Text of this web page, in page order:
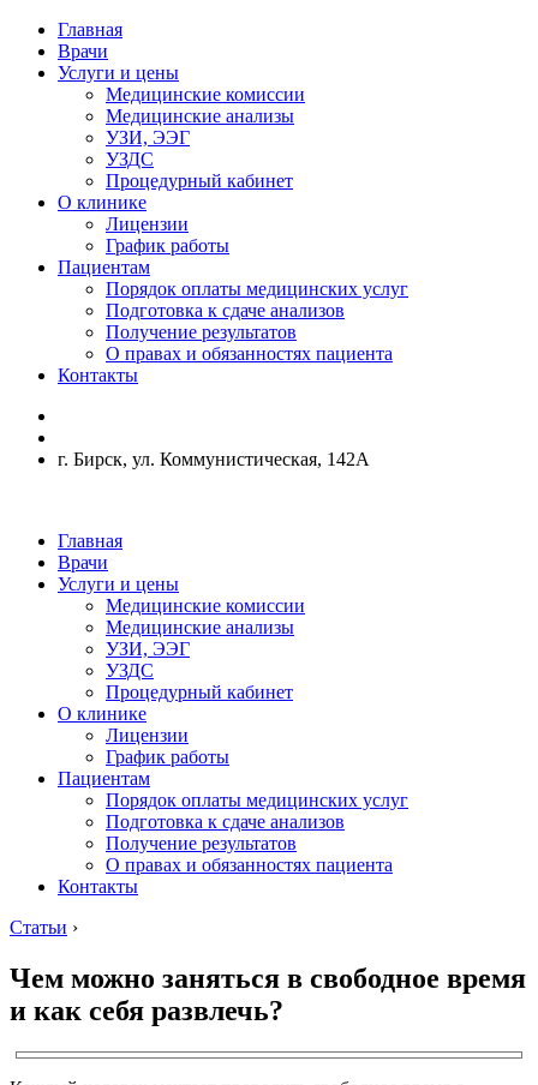
Главная
Врачи
Услуги и цены
Медицинские комиссии
Медицинские анализы
УЗИ, ЭЭГ
УЗДС
Процедурный кабинет
О клинике
Лицензии
График работы
Пациентам
Порядок оплаты медицинских услуг
Подготовка к сдаче анализов
Получение результатов
О правах и обязанностях пациента
Контакты
г. Бирск, ул. Коммунистическая, 142А
Главная
Врачи
Услуги и цены
Медицинские комиссии
Медицинские анализы
УЗИ, ЭЭГ
УЗДС
Процедурный кабинет
О клинике
Лицензии
График работы
Пациентам
Порядок оплаты медицинских услуг
Подготовка к сдаче анализов
Получение результатов
О правах и обязанностях пациента
Контакты
Статьи ›
Чем можно заняться в свободное время
и как себя развлечь?